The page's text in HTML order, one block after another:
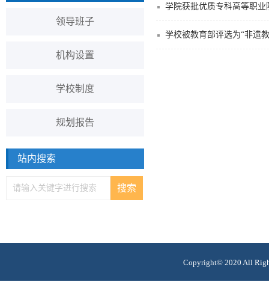
领导班子
机构设置
学校制度
规划报告
站内搜索
学院获批优质专科高等职业
学校被教育部评选为“非遗
Copyright© 2020 All